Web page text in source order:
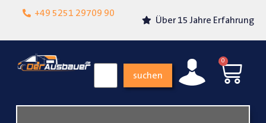
+49 5251 29709 90
Lokalgeschäft in
Über 15 Jahre Erfahrung
suchen
0